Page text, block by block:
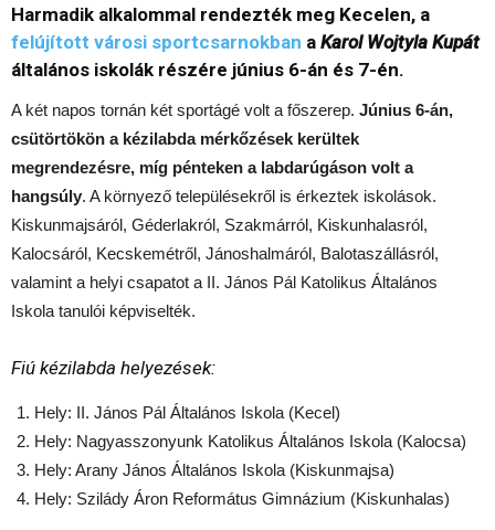
Harmadik alkalommal rendezték meg Kecelen, a
felújított városi sportcsarnokban a Karol Wojtyla Kupát
általános iskolák részére június 6-án és 7-én.
A két napos tornán két sportágé volt a főszerep. Június 6-án,
csütörtökön a kézilabda mérkőzések kerültek
megrendezésre, míg pénteken a labdarúgáson volt a
hangsúly. A környező településekről is érkeztek iskolások.
Kiskunmajsáról, Géderlakról, Szakmárról, Kiskunhalasról,
Kalocsáról, Kecskemétről, Jánoshalmáról, Balotaszállásról,
valamint a helyi csapatot a II. János Pál Katolikus Általános
Iskola tanulói képviselték.
Fiú kézilabda helyezések:
Hely: II. János Pál Általános Iskola (Kecel)
Hely: Nagyasszonyunk Katolikus Általános Iskola (Kalocsa)
Hely: Arany János Általános Iskola (Kiskunmajsa)
Hely: Szilády Áron Református Gimnázium (Kiskunhalas)